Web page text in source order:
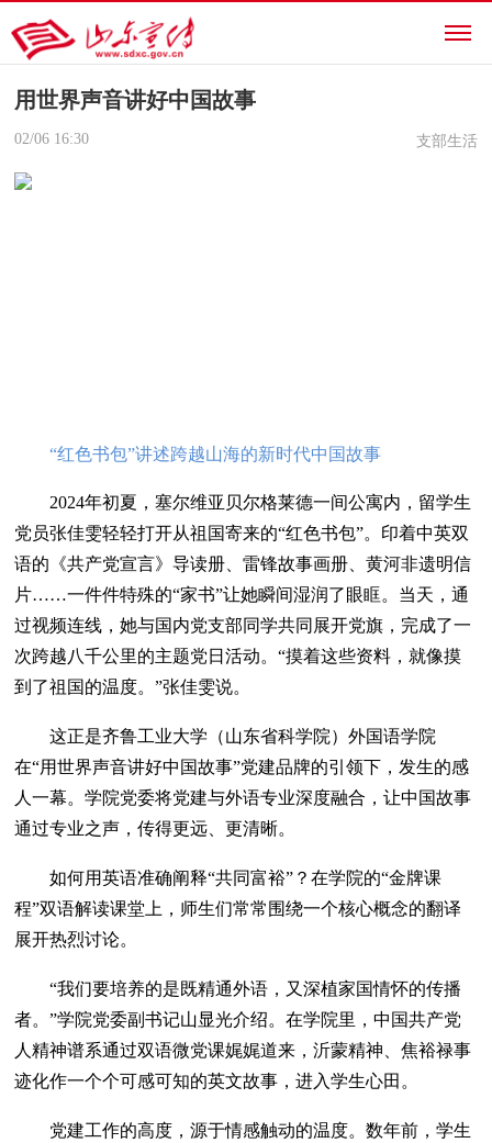
用世界声音讲好中国故事
02/06 16:30 支部生活
“红色书包”讲述跨越山海的新时代中国故事
2024年初夏，塞尔维亚贝尔格莱德一间公寓内，留学生
党员张佳雯轻轻打开从祖国寄来的“红色书包”。印着中英双
语的《共产党宣言》导读册、雷锋故事画册、黄河非遗明信
片……一件件特殊的“家书”让她瞬间湿润了眼眶。当天，通
过视频连线，她与国内党支部同学共同展开党旗，完成了一
次跨越八千公里的主题党日活动。“摸着这些资料，就像摸
到了祖国的温度。”张佳雯说。
这正是齐鲁工业大学（山东省科学院）外国语学院
在“用世界声音讲好中国故事”党建品牌的引领下，发生的感
人一幕。学院党委将党建与外语专业深度融合，让中国故事
通过专业之声，传得更远、更清晰。
如何用英语准确阐释“共同富裕”？在学院的“金牌课
程”双语解读课堂上，师生们常常围绕一个核心概念的翻译
展开热烈讨论。
“我们要培养的是既精通外语，又深植家国情怀的传播
者。”学院党委副书记山显光介绍。在学院里，中国共产党
人精神谱系通过双语微党课娓娓道来，沂蒙精神、焦裕禄事
迹化作一个个可感可知的英文故事，进入学生心田。
党建工作的高度，源于情感触动的温度。数年前，学生